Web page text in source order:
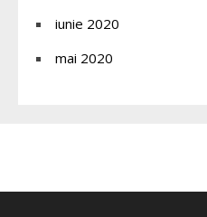
iunie 2020
mai 2020